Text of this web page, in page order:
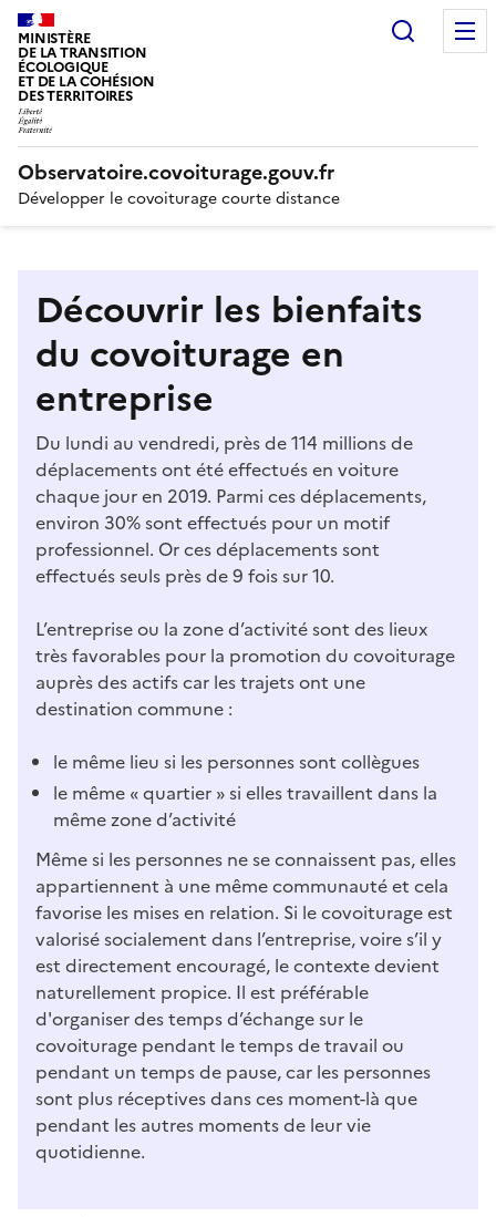
MINISTÈRE
DE LA TRANSITION
ÉCOLOGIQUE
ET DE LA COHÉSION
DES TERRITOIRES
Observatoire.covoiturage.gouv.fr
Développer le covoiturage courte distance
Découvrir les bienfaits
du covoiturage en
entreprise
Du lundi au vendredi, près de 114 millions de
déplacements ont été effectués en voiture
chaque jour en 2019. Parmi ces déplacements,
environ 30% sont effectués pour un motif
professionnel. Or ces déplacements sont
effectués seuls près de 9 fois sur 10.
L’entreprise ou la zone d’activité sont des lieux
très favorables pour la promotion du covoiturage
auprès des actifs car les trajets ont une
destination commune :
le même lieu si les personnes sont collègues
le même « quartier » si elles travaillent dans la
même zone d’activité
Même si les personnes ne se connaissent pas, elles
appartiennent à une même communauté et cela
favorise les mises en relation. Si le covoiturage est
valorisé socialement dans l’entreprise, voire s’il y
est directement encouragé, le contexte devient
naturellement propice. Il est préférable
d'organiser des temps d’échange sur le
covoiturage pendant le temps de travail ou
pendant un temps de pause, car les personnes
sont plus réceptives dans ces moment-là que
pendant les autres moments de leur vie
quotidienne.